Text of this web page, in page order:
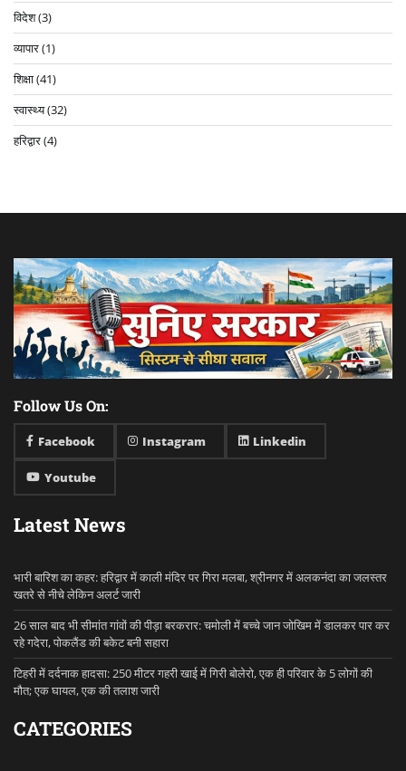
विदेश(3)
व्यापार(1)
शिक्षा(41)
स्वास्थ्य(32)
हरिद्वार(4)
Follow Us On:
Facebook Instagram Linkedin
Youtube
Latest News
भारी बारिश का कहर: हरिद्वार में काली मंदिर पर गिरा मलबा, श्रीनगर में अलकनंदा का जलस्तर
खतरे से नीचे लेकिन अलर्ट जारी
26 साल बाद भी सीमांत गांवों की पीड़ा बरकरार: चमोली में बच्चे जान जोखिम में डालकर पार कर
रहे गदेरा, पोकलैंड की बकेट बनी सहारा
टिहरी में दर्दनाक हादसा: 250 मीटर गहरी खाई में गिरी बोलेरो, एक ही परिवार के 5 लोगों की
मौत; एक घायल, एक की तलाश जारी
CATEGORIES